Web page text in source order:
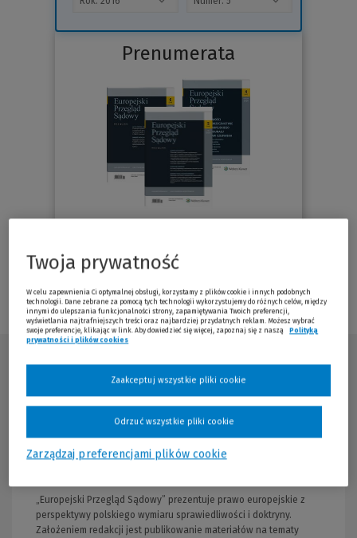
Prenumerata
Opis publikacji
od 2005 r. To jedyne publikowane regularnie czasopismo
rozumianego prawa europejskiego. Składa się na nie przede
wszystkim prawo Unii Europejskiej, ale także prawo Rady Europy,
„Europejski Przegląd Sądowy” prezentuje prawo europejskie z
perspektywy polskiego wymiaru sprawiedliwości i doktryny.
Założeniem redakcji jest publikowanie materiałów na tematy
Twoja prywatność
W celu zapewnienia Ci optymalnej obsługi, korzystamy z plików cookie i innych podobnych
technologii. Dane zebrane za pomocą tych technologii wykorzystujemy do różnych celów, między
innymi do ulepszania funkcjonalności strony, zapamiętywania Twoich preferencji,
wyświetlania najtrafniejszych treści oraz najbardziej przydatnych reklam. Możesz wybrać
swoje preferencje, klikając w link. Aby dowiedzieć się więcej, zapoznaj się z naszą
Polityką
prywatności i plików cookies
Zarządzaj preferencjami plików cookie
Odrzuć wszystkie pliki cookie
Zaakceptuj wszystkie pliki cookie